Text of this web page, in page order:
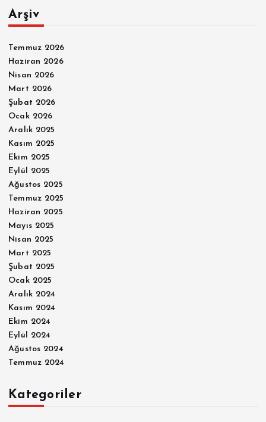
Arşiv
Temmuz 2026
Haziran 2026
Nisan 2026
Mart 2026
Şubat 2026
Ocak 2026
Aralık 2025
Kasım 2025
Ekim 2025
Eylül 2025
Ağustos 2025
Temmuz 2025
Haziran 2025
Mayıs 2025
Nisan 2025
Mart 2025
Şubat 2025
Ocak 2025
Aralık 2024
Kasım 2024
Ekim 2024
Eylül 2024
Ağustos 2024
Temmuz 2024
Kategoriler